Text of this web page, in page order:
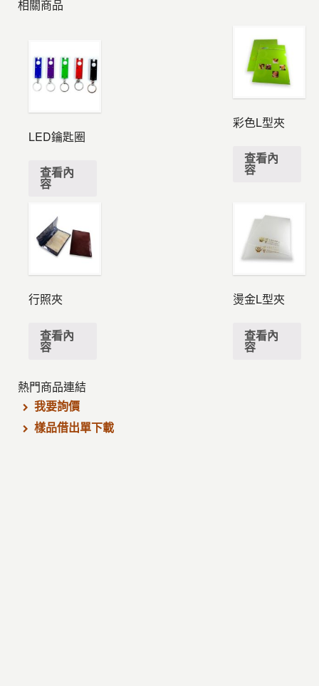
相關商品
LED鑰匙圈
查看內
容
彩色L型夾
查看內
容
行照夾
查看內
容
燙金L型夾
查看內
容
熱門商品連結
我要詢價
樣品借出單下載